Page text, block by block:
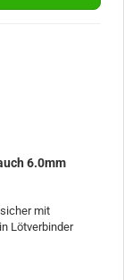
6.0mm
mit
Lötverbinder